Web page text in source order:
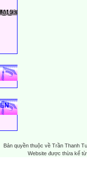
Bản quyền thuộc về Trần Thanh
Website được thừa kế